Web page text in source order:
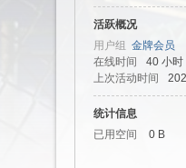
活跃概况
用户组 金牌会员
在线时间
40 小时
上次活动时间
统计信息
已用空间
0 B